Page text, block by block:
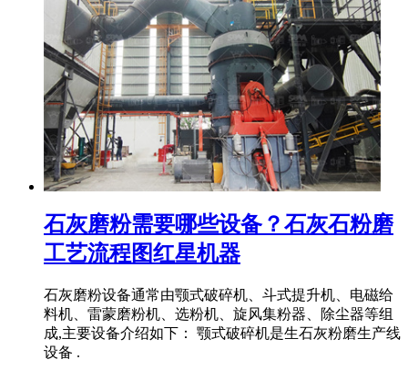
石灰磨粉需要哪些设备？石灰石粉磨
工艺流程图红星机器
石灰磨粉设备通常由颚式破碎机、斗式提升机、电磁给
料机、雷蒙磨粉机、选粉机、旋风集粉器、除尘器等组
成,主要设备介绍如下： 颚式破碎机是生石灰粉磨生产线
设备 .